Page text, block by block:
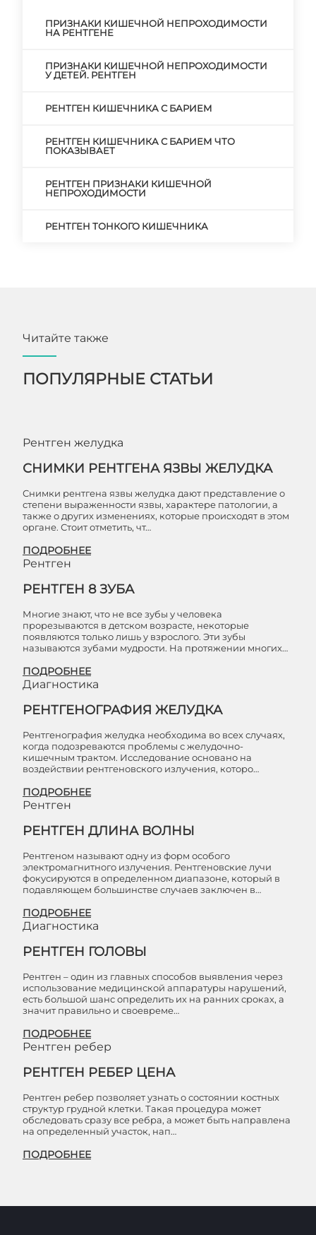
ПРИЗНАКИ КИШЕЧНОЙ НЕПРОХОДИМОСТИ
НА РЕНТГЕНЕ
ПРИЗНАКИ КИШЕЧНОЙ НЕПРОХОДИМОСТИ
У ДЕТЕЙ. РЕНТГЕН
РЕНТГЕН КИШЕЧНИКА С БАРИЕМ
РЕНТГЕН КИШЕЧНИКА С БАРИЕМ ЧТО
ПОКАЗЫВАЕТ
РЕНТГЕН ПРИЗНАКИ КИШЕЧНОЙ
НЕПРОХОДИМОСТИ
РЕНТГЕН ТОНКОГО КИШЕЧНИКА
Читайте также
ПОПУЛЯРНЫЕ СТАТЬИ
Рентген желудка
СНИМКИ РЕНТГЕНА ЯЗВЫ ЖЕЛУДКА
Снимки рентгена язвы желудка дают представление о
степени выраженности язвы, характере патологии, а
также о других изменениях, которые происходят в этом
органе. Стоит отметить, чт…
ПОДРОБНЕЕ
Рентген
РЕНТГЕН 8 ЗУБА
Многие знают, что не все зубы у человека
прорезываются в детском возрасте, некоторые
появляются только лишь у взрослого. Эти зубы
называются зубами мудрости. На протяжении многих…
ПОДРОБНЕЕ
Диагностика
РЕНТГЕНОГРАФИЯ ЖЕЛУДКА
Рентгенография желудка необходима во всех случаях,
когда подозреваются проблемы с желудочно-
кишечным трактом. Исследование основано на
воздействии рентгеновского излучения, которо…
ПОДРОБНЕЕ
Рентген
РЕНТГЕН ДЛИНА ВОЛНЫ
Рентгеном называют одну из форм особого
электромагнитного излучения. Рентгеновские лучи
фокусируются в определенном диапазоне, который в
подавляющем большинстве случаев заключен в…
ПОДРОБНЕЕ
Диагностика
РЕНТГЕН ГОЛОВЫ
Рентген – один из главных способов выявления через
использование медицинской аппаратуры нарушений,
есть большой шанс определить их на ранних сроках, а
значит правильно и своевреме…
ПОДРОБНЕЕ
Рентген ребер
РЕНТГЕН РЕБЕР ЦЕНА
Рентген ребер позволяет узнать о состоянии костных
структур грудной клетки. Такая процедура может
обследовать сразу все ребра, а может быть направлена
на определенный участок, нап…
ПОДРОБНЕЕ